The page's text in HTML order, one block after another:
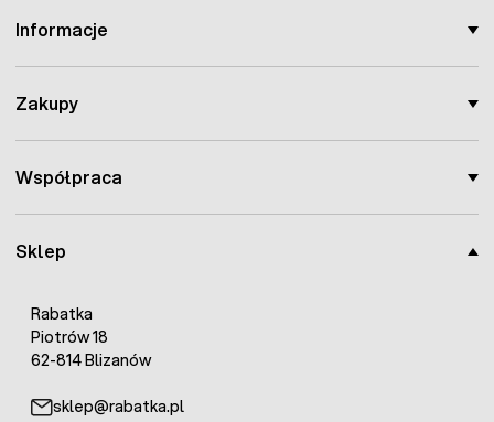
Sklep
Rabatka
Piotrów 18
62-814 Blizanów
sklep@rabatka.pl
Informacje
Zakupy
Współpraca